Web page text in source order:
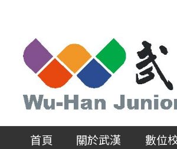
區
首頁 關於武漢 數位